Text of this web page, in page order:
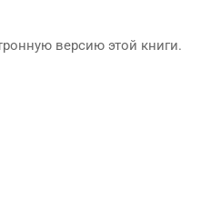
версию этой книги.